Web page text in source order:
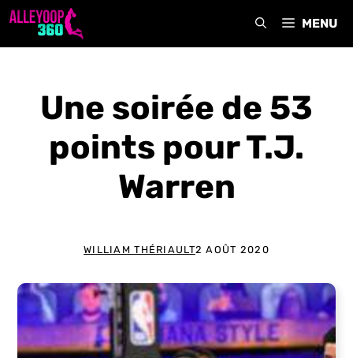
Aller
MENU
Une soirée de 53
points pour T.J.
Warren
WILLIAM THÉRIAULT2 AOÛT 2020